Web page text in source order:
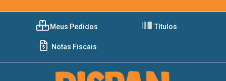
Meus Pedidos Títulos
Notas Fiscais